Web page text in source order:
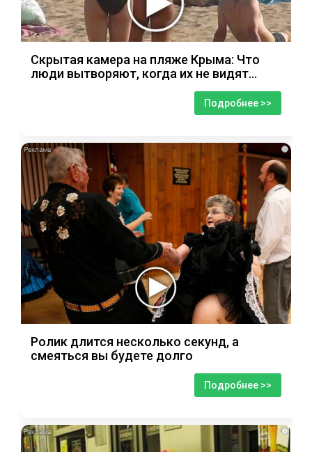
Скрытая камера на пляже Крыма: Что
люди вытворяют, когда их не видят...
Подробнее >>
i
Ролик длится несколько секунд, а
смеяться вы будете долго
Подробнее >>
i